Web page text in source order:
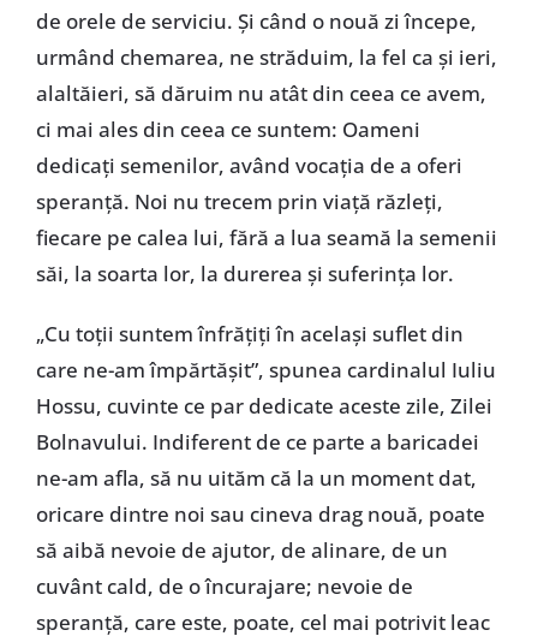
de orele de serviciu. Și când o nouă zi începe,
urmând chemarea, ne străduim, la fel ca și ieri,
alaltăieri, să dăruim nu atât din ceea ce avem,
ci mai ales din ceea ce suntem: Oameni
dedicați semenilor, având vocația de a oferi
speranță. Noi nu trecem prin viață răzleți,
fiecare pe calea lui, fără a lua seamă la semenii
săi, la soarta lor, la durerea și suferința lor.
„Cu toții suntem înfrățiți în același suflet din
care ne-am împărtășit”, spunea cardinalul Iuliu
Hossu, cuvinte ce par dedicate aceste zile, Zilei
Bolnavului. Indiferent de ce parte a baricadei
ne-am afla, să nu uităm că la un moment dat,
oricare dintre noi sau cineva drag nouă, poate
să aibă nevoie de ajutor, de alinare, de un
cuvânt cald, de o încurajare; nevoie de
speranță, care este, poate, cel mai potrivit leac